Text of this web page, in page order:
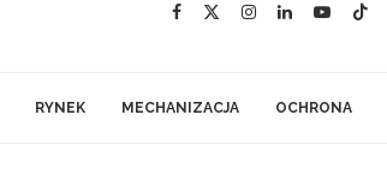
RYNEK MECHANIZACJA OCHRONA